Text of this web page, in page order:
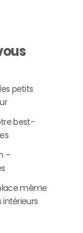
petits
best-
–
même
intérieurs